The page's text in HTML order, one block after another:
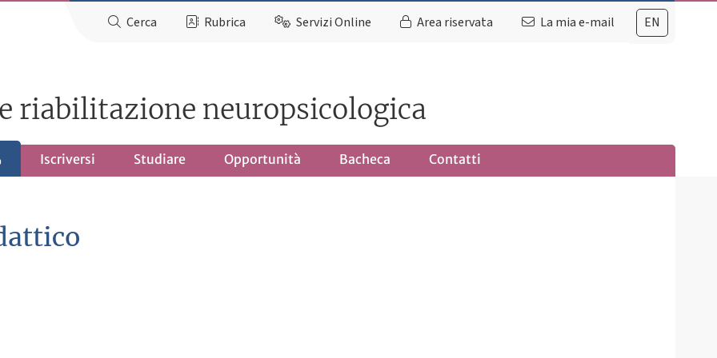
EN
Cerca Rubrica Servizi Online Area riservata La mia e-mail
riabilitazione neuropsicologica
Iscriversi Studiare Opportunità Bacheca Contatti